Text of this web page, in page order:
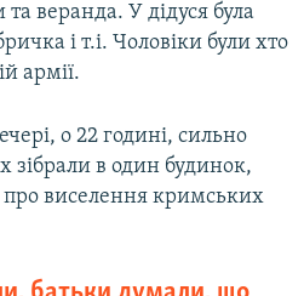
та веранда. У дідуся була
і т.і. Чоловіки були хто
армії.
о 22 годині, сильно
зібрали в один будинок,
про виселення кримських